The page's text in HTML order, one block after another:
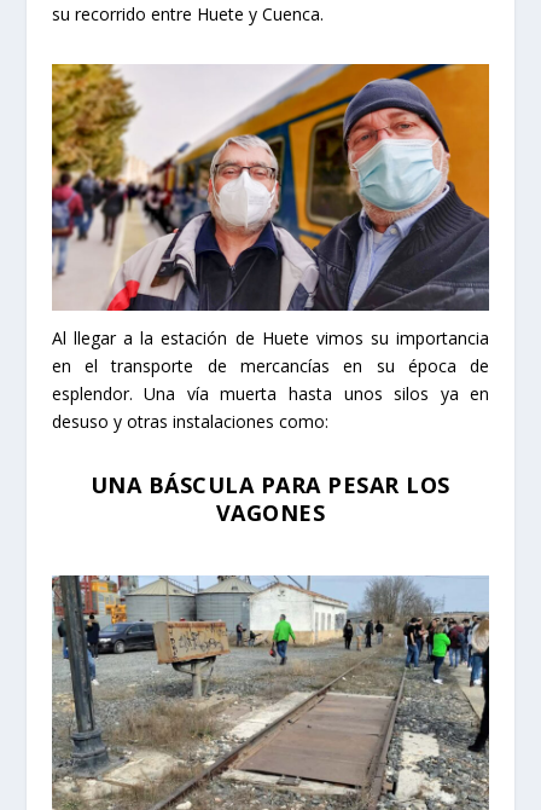
su recorrido entre Huete y Cuenca.
Al llegar a la estación de Huete vimos su importancia
en el transporte de mercancías en su época de
esplendor. Una vía muerta hasta unos silos ya en
desuso y otras instalaciones como:
UNA BÁSCULA PARA PESAR LOS
VAGONES